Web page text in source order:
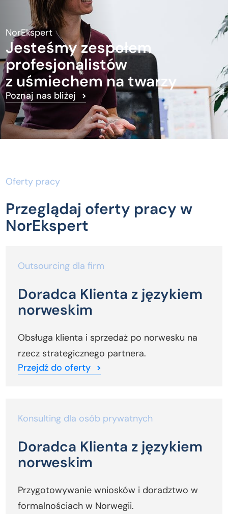
NorEkspert
Jesteśmy zespołem
profesjonalistów
z uśmiechem na twarzy
Poznaj nas bliżej
Oferty pracy
Przeglądaj oferty pracy w
NorEkspert
Outsourcing dla firm
Doradca Klienta z językiem
norweskim
Obsługa klienta i sprzedaż po norwesku na
rzecz strategicznego partnera.
Przejdź do oferty
Konsulting dla osób prywatnych
Doradca Klienta z językiem
norweskim
Przygotowywanie wniosków i doradztwo w
formalnościach w Norwegii.